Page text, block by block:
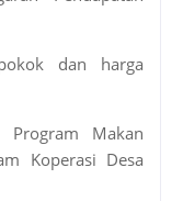
dan harga
Program Makan
Koperasi Desa